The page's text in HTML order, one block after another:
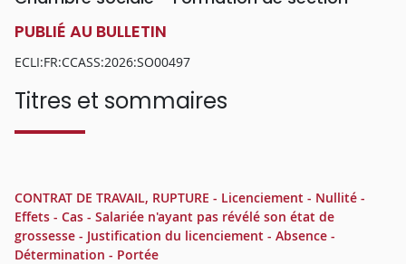
PUBLIÉ AU BULLETIN
ECLI:FR:CCASS:2026:SO00497
Titres et sommaires
CONTRAT DE TRAVAIL, RUPTURE - Licenciement - Nullité -
Effets - Cas - Salariée n'ayant pas révélé son état de
grossesse - Justification du licenciement - Absence -
Détermination - Portée